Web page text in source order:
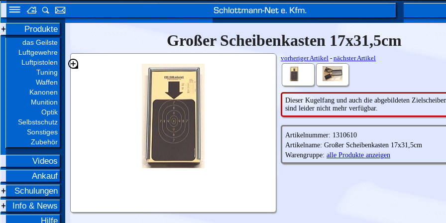
Produkte
das Geilste
Luftgewehre
Luftpistolen
Tuning
Waffen
Kanonen
Munition
Optik
Selbstschutz
Sonstiges
Zubehör
Videos
Ankauf
Schulungen
Info & News
Hilfe
Großer Scheibenkasten 17x31,5cm
vorheriger Artikel - nächster Artikel
Dieser Kugelfang und auch die abgebildeten
sind leider nicht mehr verfügbar.
Artikelnummer: 1310610
Artikelname: Großer Scheibenkasten 17x31,5cm
Warengruppe: alle Produkte anzeigen